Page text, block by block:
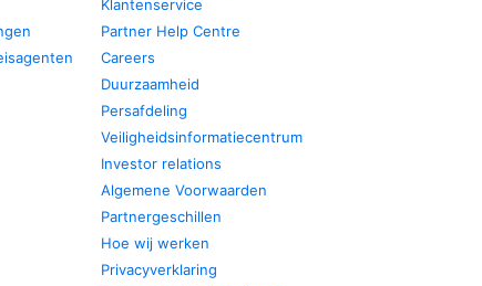
Klantenservice
Partner Help Centre
Careers
Duurzaamheid
Persafdeling
Veiligheidsinformatiecentrum
Investor relations
Algemene Voorwaarden
Partnergeschillen
Hoe wij werken
Privacyverklaring